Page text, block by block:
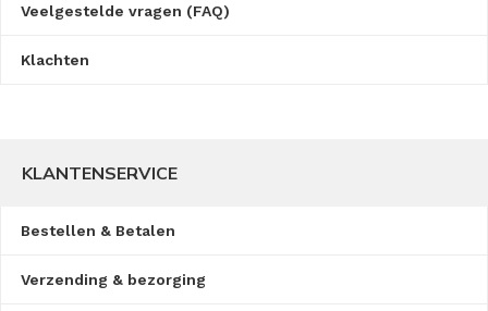
Veelgestelde vragen (FAQ)
Klachten
KLANTENSERVICE
Bestellen & Betalen
Verzending & bezorging